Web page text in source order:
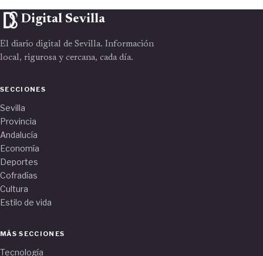
Digital Sevilla
El diario digital de Sevilla. Información
local, rigurosa y cercana, cada día.
SECCIONES
Sevilla
Provincia
Andalucía
Economía
Deportes
Cofradías
Cultura
Estilo de vida
MÁS SECCIONES
Tecnología